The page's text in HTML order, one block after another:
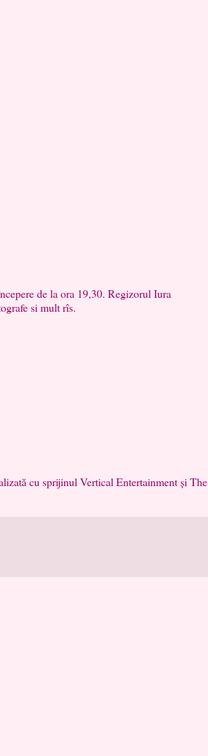
de la ora 19,30. Regizorul Iura
si mult rîs.
cu sprijinul Vertical Entertainment și The